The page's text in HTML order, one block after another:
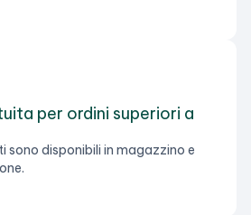
per ordini superiori a
sono disponibili in magazzino e